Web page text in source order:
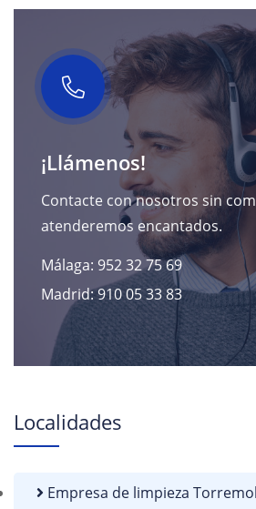
¡Llámenos!
Contacte con nosotros sin
atenderemos encantados.
Málaga: 952 32 75 69
Madrid: 910 05 33 83
Localidades
Empresa de limpieza